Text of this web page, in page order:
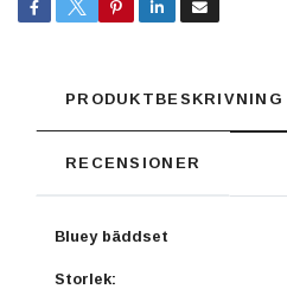
PRODUKTBESKRIVNING
RECENSIONER
Bluey bäddset
Storlek: